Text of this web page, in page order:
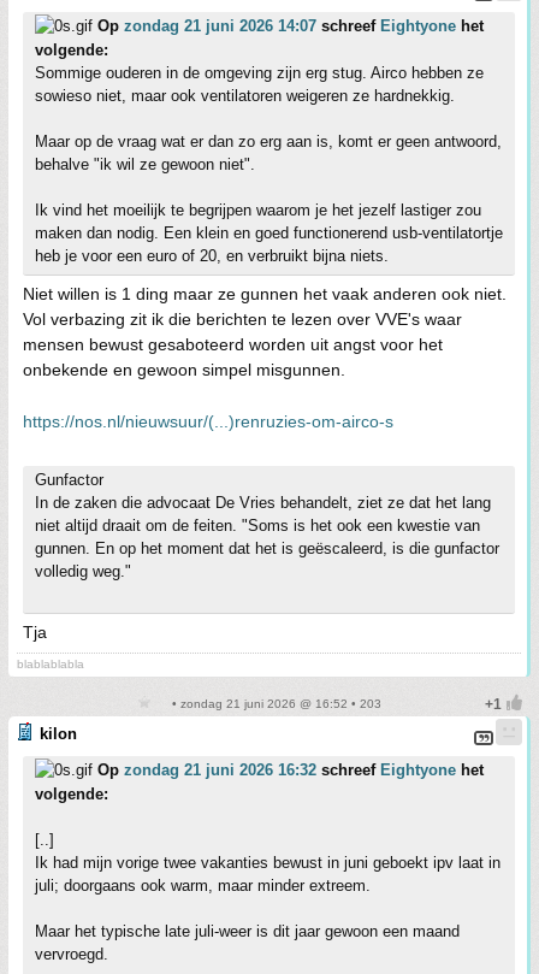
Op zondag 21 juni 2026 14:07 schreef Eightyone het
volgende:
Sommige ouderen in de omgeving zijn erg stug. Airco hebben ze
sowieso niet, maar ook ventilatoren weigeren ze hardnekkig.
Maar op de vraag wat er dan zo erg aan is, komt er geen antwoord,
behalve "ik wil ze gewoon niet".
Ik vind het moeilijk te begrijpen waarom je het jezelf lastiger zou
maken dan nodig. Een klein en goed functionerend usb-ventilatortje
heb je voor een euro of 20, en verbruikt bijna niets.
Niet willen is 1 ding maar ze gunnen het vaak anderen ook niet.
Vol verbazing zit ik die berichten te lezen over VVE's waar
mensen bewust gesaboteerd worden uit angst voor het
onbekende en gewoon simpel misgunnen.
https://nos.nl/nieuwsuur/(...)renruzies-om-airco-s
Gunfactor
In de zaken die advocaat De Vries behandelt, ziet ze dat het lang
niet altijd draait om de feiten. "Soms is het ook een kwestie van
gunnen. En op het moment dat het is geëscaleerd, is die gunfactor
volledig weg."
Tja
blablablabla
• zondag 21 juni 2026 @ 16:52 • 203
kilon
Op zondag 21 juni 2026 16:32 schreef Eightyone het
volgende:
[..]
Ik had mijn vorige twee vakanties bewust in juni geboekt ipv laat in
juli; doorgaans ook warm, maar minder extreem.
Maar het typische late juli-weer is dit jaar gewoon een maand
vervroegd.